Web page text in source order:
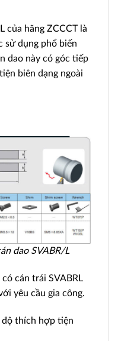
của hãng ZCCCT là
sử dụng phổ biến
dao này có góc tiếp
biên dạng ngoài
dao SVABR/L
có cán trái SVABRL
yêu cầu gia công.
độ thích hợp tiện